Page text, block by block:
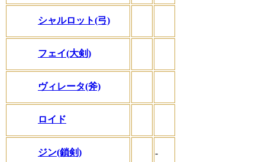
シャルロット(弓)
フェイ(大剣)
ヴィレータ(斧)
ロイド
ジン(鎖剣) -